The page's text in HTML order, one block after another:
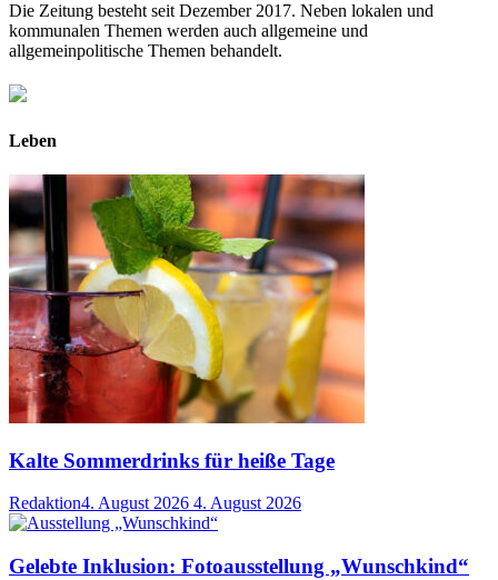
Die Zeitung besteht seit Dezember 2017. Neben lokalen und
kommunalen Themen werden auch allgemeine und
allgemeinpolitische Themen behandelt.
Leben
Kalte Sommerdrinks für heiße Tage
Redaktion4. August 2026 4. August 2026
Gelebte Inklusion: Fotoausstellung „Wunschkind“